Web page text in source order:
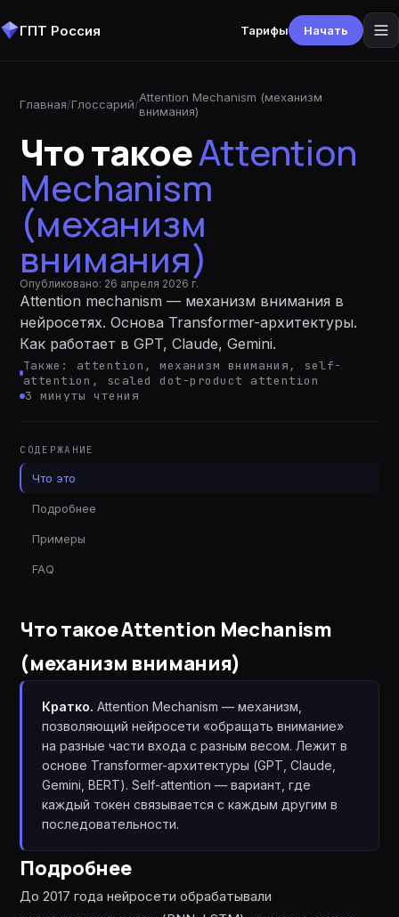
ГПТ Россия Тарифы Начать
Главная/Глоссарий/Attention Mechanism (механизм
внимания)
Что такоеAttention
Mechanism
(механизм
внимания)
Опубликовано: 26 апреля 2026 г.
Attention mechanism — механизм внимания в
нейросетях. Основа Transformer-архитектуры.
Как работает в GPT, Claude, Gemini.
Также: attention, механизм внимания, self-
attention, scaled dot-product attention
3
минуты чтения
СОДЕРЖАНИЕ
Что это
Подробнее
Примеры
FAQ
Что такоеAttention Mechanism
(механизм внимания)
Кратко. Attention Mechanism — механизм,
позволяющий нейросети «обращать внимание»
на разные части входа с разным весом. Лежит в
основе Transformer-архитектуры (GPT, Claude,
Gemini, BERT). Self-attention — вариант, где
каждый токен связывается с каждым другим в
последовательности.
Подробнее
До 2017 года нейросети обрабатывали